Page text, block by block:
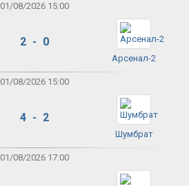
01/08/2026 15:00
2 - 0
Арсенал-2
01/08/2026 15:00
4 - 2
Шумбрат
01/08/2026 17:00